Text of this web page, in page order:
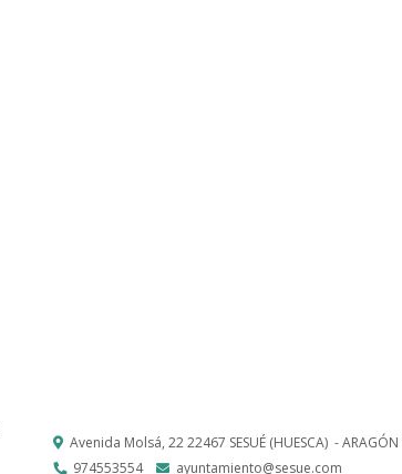
Avenida Molsá, 2222467 SESUÉ (HUESCA) - ARAGÓN
974553554
ayuntamiento@sesue.com